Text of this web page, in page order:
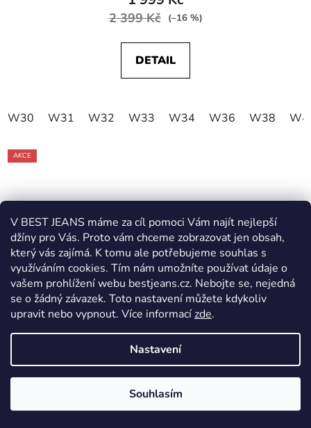
V BEST JEANS máme za cíl pomoci Vám najít nejlepší
džíny pro Vás. Proto vám chceme zobrazovat jen obsah,
který vás zajímá. K tomu ale potřebujeme souhlas s
využíváním cookies. Tím nám umožníte používat údaje o
vašem prohlížení webu bestjeans.cz. Nebojte se, nejedná
se o žádný závazek. Toto nastavení můžete kdykoliv
upravit nebo vypnout. Více informacízde.
Nastavení
Souhlasím
2 399 Kč (–16 %)
DETAIL
W30 W31 W32 W33 W34 W36 W38
AKCE